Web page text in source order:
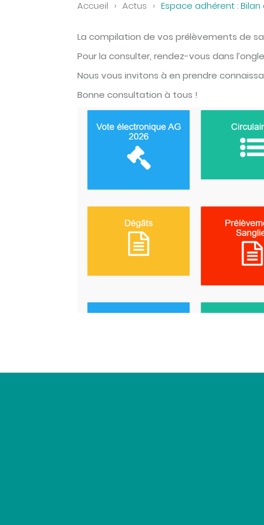
Accueil › Actus › Espace adhérent :
La compilation de vos prélèvements de
Pour la consulter, rendez-vous dans
Nous vous invitons à en prendre
Bonne consultation à tous !